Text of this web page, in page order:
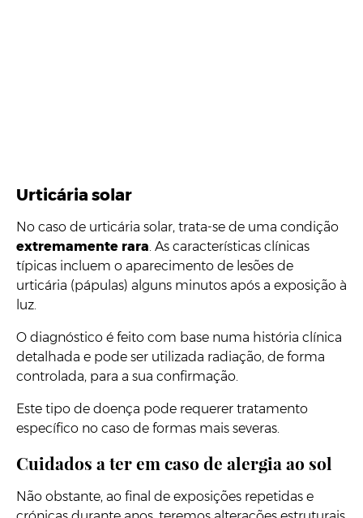
Urticária solar
No caso de urticária solar, trata-se de uma condição
extremamente rara. As características clínicas
típicas incluem o aparecimento de lesões de
urticária (pápulas) alguns minutos após a exposição à
luz.
O diagnóstico é feito com base numa história clínica
detalhada e pode ser utilizada radiação, de forma
controlada, para a sua confirmação.
Este tipo de doença pode requerer tratamento
específico no caso de formas mais severas.
Cuidados a ter em caso de alergia ao sol
Não obstante, ao final de exposições repetidas e